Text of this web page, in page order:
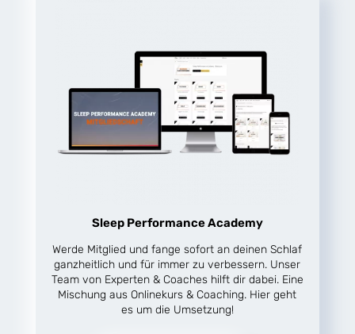
Sleep Performance Academy
Werde Mitglied und fange sofort an deinen Schlaf
ganzheitlich und für immer zu verbessern. Unser
Team von Experten & Coaches hilft dir dabei. Eine
Mischung aus Onlinekurs & Coaching. Hier geht
es um die Umsetzung!